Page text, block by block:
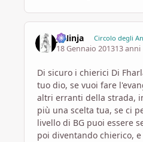
JJNinja Circolo degli
18 Gennaio 201313 anni
Di sicuro i chierici Di
tuo dio, se vuoi fare
altri erranti della strada,
più una scelta tua, se ci
livello di BG puoi essere
poi diventando chierico,